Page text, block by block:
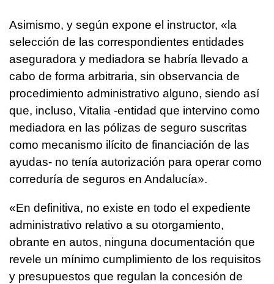
Asimismo, y según expone el instructor, «la
selección de las correspondientes entidades
aseguradora y mediadora se habría llevado a
cabo de forma arbitraria, sin observancia de
procedimiento administrativo alguno, siendo así
que, incluso, Vitalia -entidad que intervino como
mediadora en las pólizas de seguro suscritas
como mecanismo ilícito de financiación de las
ayudas- no tenía autorización para operar como
correduría de seguros en Andalucía».
«En definitiva, no existe en todo el expediente
administrativo relativo a su otorgamiento,
obrante en autos, ninguna documentación que
revele un mínimo cumplimiento de los requisitos
y presupuestos que regulan la concesión de